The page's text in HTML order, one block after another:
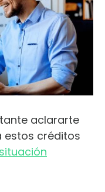
aclararte
estos créditos
situación